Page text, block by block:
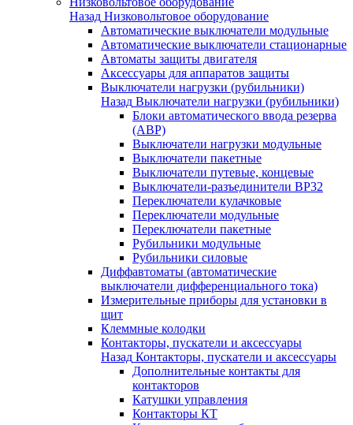
Назад Низковольтовое оборудование
Автоматические выключатели модульные
Автоматические выключатели стационарные
Автоматы защиты двигателя
Аксессуары для аппаратов защиты
Выключатели нагрузки (рубильники)
Назад Выключатели нагрузки (рубильники)
Блоки автоматического ввода резерва
(АВР)
Выключатели нагрузки модульные
Выключатели пакетные
Выключатели путевые, концевые
Выключатели-разъединители ВР32
Переключатели кулачковые
Переключатели модульные
Переключатели пакетные
Рубильники модульные
Рубильники силовые
Диффавтоматы (автоматические
выключатели дифференциального тока)
Измерительные приборы для установки в
щит
Клеммные колодки
Контакторы, пускатели и аксессуары
Назад Контакторы, пускатели и аксессуары
Дополнительные контакты для
контакторов
Катушки управления
Контакторы КТ